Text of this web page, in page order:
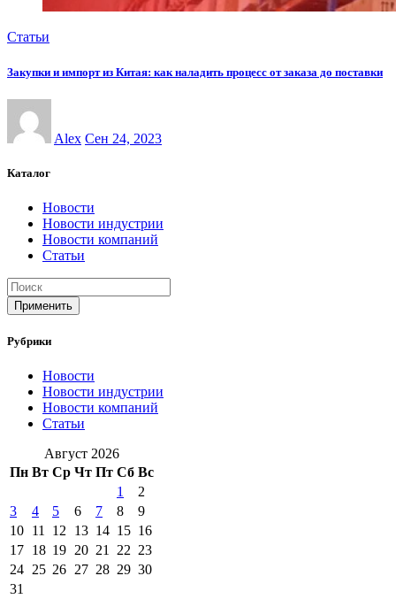
Статьи
Закупки и импорт из Китая: как наладить процесс от заказа до поставки
Alex Сен 24, 2023
Каталог
Новости
Новости индустрии
Новости компаний
Статьи
Применить
Рубрики
Новости
Новости индустрии
Новости компаний
Статьи
Август 2026
Пн Вт Ср Чт Пт Сб Вс
1
2
3
4 5 6 7 8
9
10 11 12 13 14 15 16
17 18 19 20 21 22 23
24 25 26 27 28 29 30
31